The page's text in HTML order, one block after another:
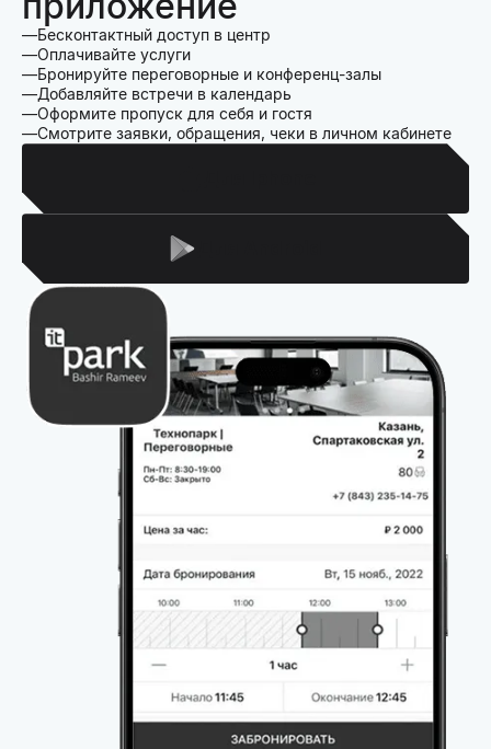
Бесконтактный доступ в центр
Оплачивайте услуги
Бронируйте переговорные и конференц-залы
Добавляйте встречи в календарь
Оформите пропуск для себя и гостя
Смотрите заявки, обращения, чеки в личном кабинете